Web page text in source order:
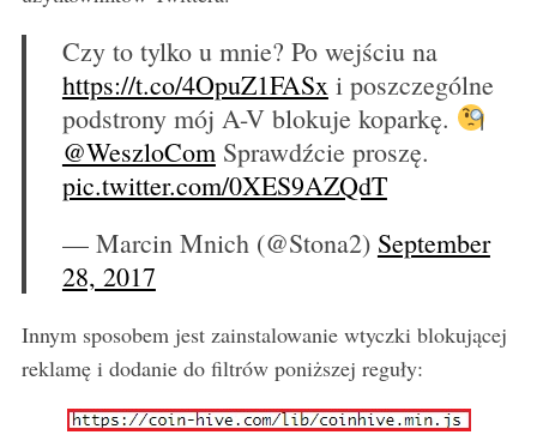
Czy to tylko u mnie? Po wejściu na
https://t.co/4OpuZ1FASx i poszczególne
podstrony mój A-V blokuje koparkę.
@WeszloCom Sprawdźcie proszę.
pic.twitter.com/0XES9AZQdT
— Marcin Mnich (@Stona2) September
28, 2017
Innym sposobem jest zainstalowanie wtyczki blokującej
reklamę i dodanie do filtrów poniższej reguły: